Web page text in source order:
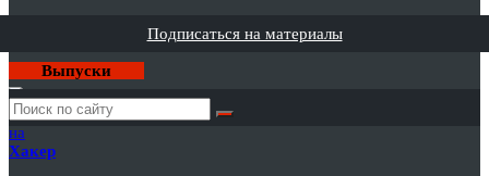
Подписаться на материалы
Выпуски
Годовая
подписка
на
Хакер